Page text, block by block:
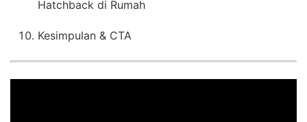
Hatchback di Rumah
Kesimpulan & CTA